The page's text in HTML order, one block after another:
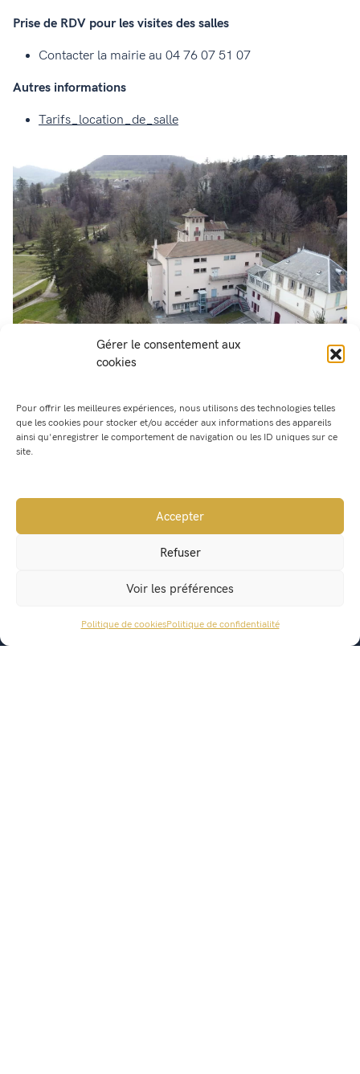
Gérer le consentement aux
cookies
Pour offrir les meilleures expériences, nous utilisons des technologies telles
que les cookies pour stocker et/ou accéder aux informations des appareils
ainsi qu'enregistrer le comportement de navigation ou les ID uniques sur ce
site.
Accepter
Refuser
Voir les préférences
Politique de cookiesPolitique de confidentialité
Prise de RDV pour les visites des salles
Contacter la mairie au 04 76 07 51 07
Autres informations
Tarifs_location_de_salle
la salle des fêtes et son parking, à côté de la Poste
Mairie de Saint Geoire en Valdaine
541, Route du Bourg
ACCÈS RAPIDE